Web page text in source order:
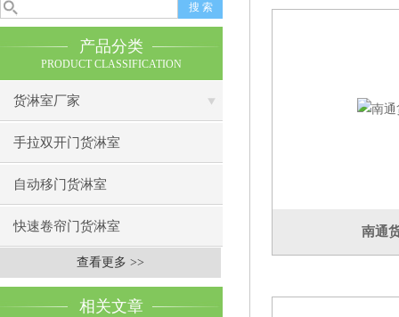
产品分类
PRODUCT CLASSIFICATION
货淋室厂家
手拉双开门货淋室
自动移门货淋室
快速卷帘门货淋室
查看更多 >>
相关文章
南通